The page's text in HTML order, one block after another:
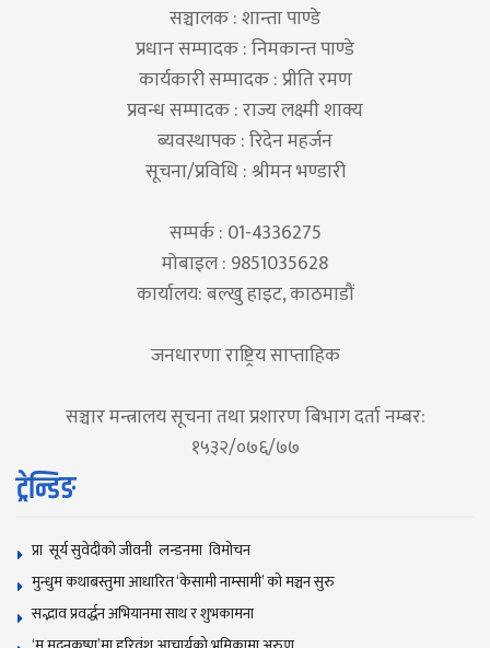
सञ्चालक : शान्ता पाण्डे
प्रधान सम्पादक : निमकान्त पाण्डे
कार्यकारी सम्पादक : प्रीति रमण
प्रवन्ध सम्पादक : राज्य लक्ष्मी शाक्य
ब्यवस्थापक : रिदेन महर्जन
सूचना/प्रविधि : श्रीमन भण्डारी
सम्पर्क : 01-4336275
मोबाइल : 9851035628
कार्यालय: बल्खु हाइट, काठमाडौं
जनधारणा राष्ट्रिय साप्ताहिक
सञ्चार मन्त्रालय सूचना तथा प्रशारण बिभाग दर्ता नम्बर:
१५३२/०७६/७७
ट्रेन्डिङ
प्रा सूर्य सुवेदीको जीवनी लन्डनमा विमोचन
मुन्धुम कथाबस्तुमा आधारित ‘केसामी नाम्सामी’ काे मञ्चन सुरु
सद्भाव प्रवर्द्धन अभियानमा साथ र शुभकामना